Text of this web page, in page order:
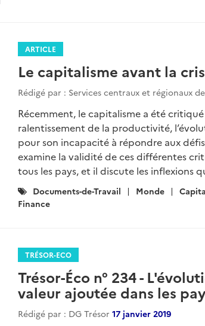
ARTICLE
Le capitalisme avant la
Rédigé par : Services centraux et régionaux
Récemment, le capitalisme a été
ralentissement de la productivité,
pour son incapacité à répondre aux
examine la validité de ces différentes
tous les pays, et il discute les inflexions
Catégories
:
Documents-de-Travail Monde
Finance
TRÉSOR-ECO
Trésor-Éco n° 234 -
valeur ajoutée dans les
Rédigé par : DG Trésor 17 janvier 2019